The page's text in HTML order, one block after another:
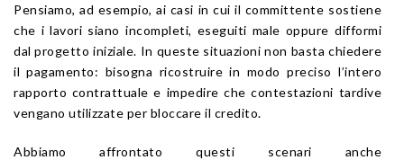
Pensiamo, ad esempio, ai casi in cui il committente sostiene
che i lavori siano incompleti, eseguiti male oppure difformi
dal progetto iniziale. In queste situazioni non basta chiedere
il pagamento: bisogna ricostruire in modo preciso l’intero
rapporto contrattuale e impedire che contestazioni tardive
vengano utilizzate per bloccare il credito.
Abbiamo affrontato questi scenari anche